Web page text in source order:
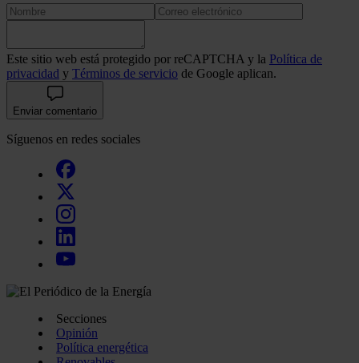
Este sitio web está protegido por reCAPTCHA y la Política de
privacidad y Términos de servicio de Google aplican.
Enviar comentario
Síguenos en redes sociales
Secciones
Opinión
Política energética